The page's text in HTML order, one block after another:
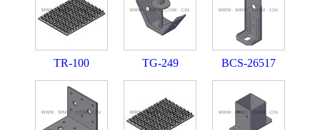
TR-100 TG-249 BCS-26517